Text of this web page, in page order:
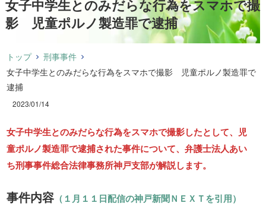
女子中学生とのみだらな行為をスマホで撮
影 児童ポルノ製造罪で逮捕
トップ
刑事事件
女子中学生とのみだらな行為をスマホで撮影 児童ポルノ製造罪で
逮捕
2023/01/14
女子中学生とのみだらな行為をスマホで撮影したとして、児
童ポルノ製造罪で逮捕された事件について、弁護士法人あい
ち刑事事件総合法律事務所神戸支部が解説します。
事件内容 （１月１１日配信の神戸新聞ＮＥＸＴを引用）